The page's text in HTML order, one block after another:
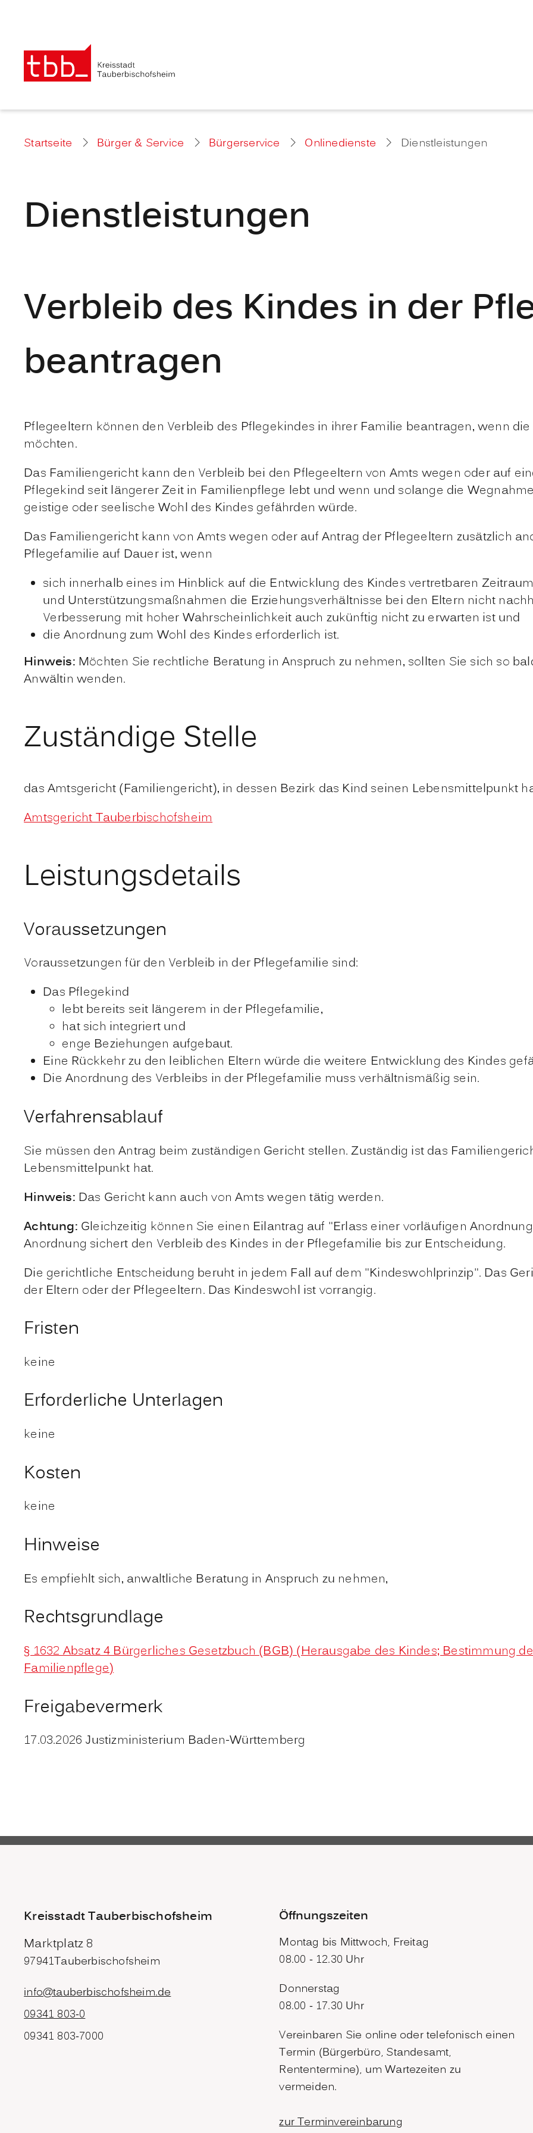
Startseite Bürger & Service Bürgerservice Onlinedienste Dienstleistungen
Dienstleistungen
Verbleib des Kindes in der
beantragen
Pflegeeltern können den Verbleib des Pflegekindes in ihrer Familie beantragen, wenn
möchten.
Das Familiengericht kann den Verbleib bei den Pflegeeltern von Amts wegen oder auf
Pflegekind seit längerer Zeit in Familienpflege lebt und wenn und solange die
geistige oder seelische Wohl des Kindes gefährden würde.
Das Familiengericht kann von Amts wegen oder auf Antrag der Pflegeeltern zusätzlich
Pflegefamilie auf Dauer ist, wenn
sich innerhalb eines im Hinblick auf die Entwicklung des Kindes vertretbaren
und Unterstützungsmaßnahmen die Erziehungsverhältnisse bei den Eltern nicht
Verbesserung mit hoher Wahrscheinlichkeit auch zukünftig nicht zu erwarten ist und
die Anordnung zum Wohl des Kindes erforderlich ist.
Hinweis: Möchten Sie rechtliche Beratung in Anspruch zu nehmen, sollten Sie sich so
Anwältin wenden.
Zuständige Stelle
das Amtsgericht (Familiengericht), in dessen Bezirk das Kind seinen Lebensmittelpunkt
Amtsgericht Tauberbischofsheim
Leistungsdetails
Voraussetzungen
Voraussetzungen für den Verbleib in der Pflegefamilie sind:
Das Pflegekind
lebt bereits seit längerem in der Pflegefamilie,
hat sich integriert und
enge Beziehungen aufgebaut.
Eine Rückkehr zu den leiblichen Eltern würde die weitere Entwicklung des Kindes
Die Anordnung des Verbleibs in der Pflegefamilie muss verhältnismäßig sein.
Verfahrensablauf
Sie müssen den Antrag beim zuständigen Gericht stellen. Zuständig ist das
Lebensmittelpunkt hat.
Hinweis: Das Gericht kann auch von Amts wegen tätig werden.
Achtung: Gleichzeitig können Sie einen Eilantrag auf "Erlass einer vorläufigen
Anordnung sichert den Verbleib des Kindes in der Pflegefamilie bis zur Entscheidung.
Die gerichtliche Entscheidung beruht in jedem Fall auf dem "Kindeswohlprinzip". Das
der Eltern oder der Pflegeeltern. Das Kindeswohl ist vorrangig.
Fristen
keine
Erforderliche Unterlagen
keine
Kosten
keine
Hinweise
Es empfiehlt sich, anwaltliche Beratung in Anspruch zu nehmen,
Rechtsgrundlage
§ 1632 Absatz 4 Bürgerliches Gesetzbuch (BGB) (Herausgabe des Kindes; Bestimmung
Familienpflege)
Freigabevermerk
17.03.2026 Justizministerium Baden-Württemberg
Kreisstadt Tauberbischofsheim
Marktplatz 8
97941Tauberbischofsheim
info@tauberbischofsheim.de
09341 803-0
09341 803-7000
Öffnungszeiten
Montag bis Mittwoch, Freitag
08.00 - 12.30 Uhr
Donnerstag
08.00 - 17.30 Uhr
Vereinbaren Sie online oder telefonisch einen
Termin (Bürgerbüro, Standesamt,
Rententermine), um Wartezeiten zu
vermeiden.
zur Terminvereinbarung